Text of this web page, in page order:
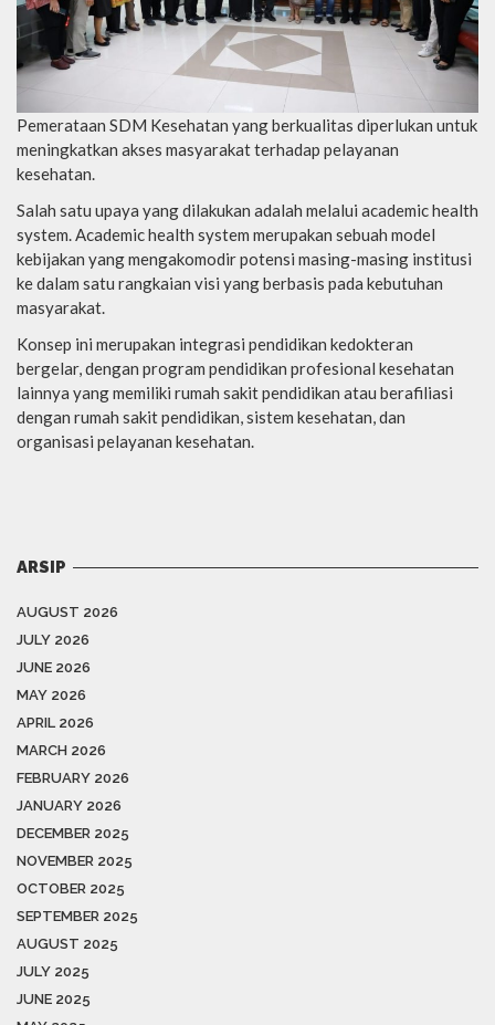
Pemerataan SDM Kesehatan yang berkualitas diperlukan untuk
meningkatkan akses masyarakat terhadap pelayanan
kesehatan.
Salah satu upaya yang dilakukan adalah melalui academic health
system. Academic health system merupakan sebuah model
kebijakan yang mengakomodir potensi masing-masing institusi
ke dalam satu rangkaian visi yang berbasis pada kebutuhan
masyarakat.
Konsep ini merupakan integrasi pendidikan kedokteran
bergelar, dengan program pendidikan profesional kesehatan
lainnya yang memiliki rumah sakit pendidikan atau berafiliasi
dengan rumah sakit pendidikan, sistem kesehatan, dan
organisasi pelayanan kesehatan.
ARSIP
AUGUST 2026
JULY 2026
JUNE 2026
MAY 2026
APRIL 2026
MARCH 2026
FEBRUARY 2026
JANUARY 2026
DECEMBER 2025
NOVEMBER 2025
OCTOBER 2025
SEPTEMBER 2025
AUGUST 2025
JULY 2025
JUNE 2025